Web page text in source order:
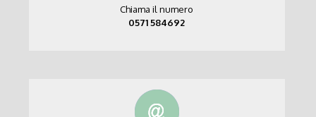
Chiama il numero
0571 584692